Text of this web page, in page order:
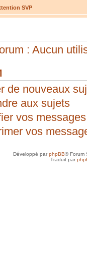
SVP
: Aucun
de nouveaux
aux sujets
vos messages
vos
Développé parphpBB® Forum
Traduit par